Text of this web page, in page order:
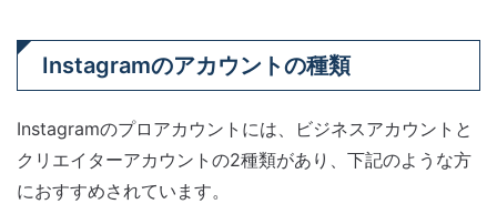
Instagramのアカウントの種類
Instagramのプロアカウントには、ビジネスアカウントと
クリエイターアカウントの2種類があり、下記のような方
におすすめされています。